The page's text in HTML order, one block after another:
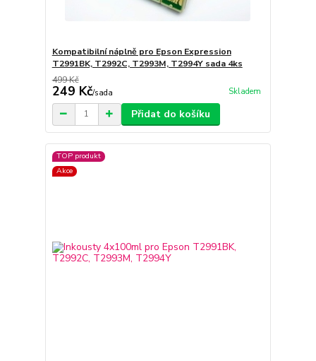
Kompatibilní náplně pro Epson Expression
T2991BK, T2992C, T2993M, T2994Y sada 4ks
499 Kč
249 Kč/sada Skladem
Přidat do košíku
TOP produkt
Akce